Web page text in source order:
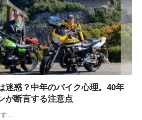
迷惑？中年のバイク心理。40年
が断言する注意点
…